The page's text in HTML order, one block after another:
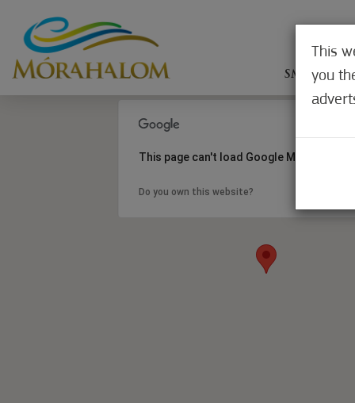
SMEŠTAJ
This page can't load Google Maps
Do you own this website?
This
you